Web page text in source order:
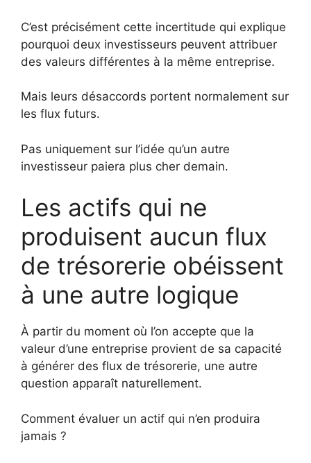
C’est précisément cette incertitude qui explique
pourquoi deux investisseurs peuvent attribuer
des valeurs différentes à la même entreprise.
Mais leurs désaccords portent normalement sur
les flux futurs.
Pas uniquement sur l’idée qu’un autre
investisseur paiera plus cher demain.
Les actifs qui ne
produisent aucun flux
de trésorerie obéissent
à une autre logique
À partir du moment où l’on accepte que la
valeur d’une entreprise provient de sa capacité
à générer des flux de trésorerie, une autre
question apparaît naturellement.
Comment évaluer un actif qui n’en produira
jamais ?